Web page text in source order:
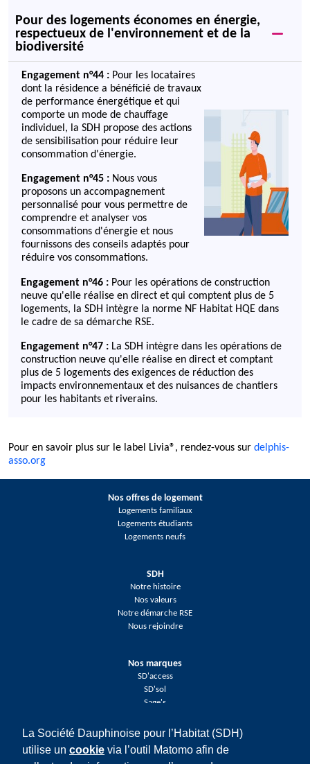
La Société Dauphinoise pour l’Habitat (SDH)
utilise un cookie via l’outil Matomo afin de
Pour des logements économes en énergie,
respectueux de l'environnement et de la
biodiversité
Engagement n°44 : Pour les locataires
dont la résidence a bénéficié de travaux
de performance énergétique et qui
comporte un mode de chauffage
individuel, la SDH propose des actions
de sensibilisation pour réduire leur
consommation d'énergie.
Engagement n°45 : Nous vous
proposons un accompagnement
personnalisé pour vous permettre de
comprendre et analyser vos
consommations d'énergie et nous
fournissons des conseils adaptés pour
réduire vos consommations.
Engagement n°46 : Pour les opérations de construction
neuve qu'elle réalise en direct et qui comptent plus de 5
logements, la SDH intègre la norme NF Habitat HQE dans
le cadre de sa démarche RSE.
Engagement n°47 : La SDH intègre dans les opérations de
construction neuve qu'elle réalise en direct et comptant
plus de 5 logements des exigences de réduction des
impacts environnementaux et des nuisances de chantiers
pour les habitants et riverains.
Pour en savoir plus sur le label Livia®, rendez-vous sur delphis-
asso.org
Nos offres de logement
Logements familiaux
Logements étudiants
Logements neufs
SDH
Notre histoire
Nos valeurs
Notre démarche RSE
Nous rejoindre
Nos marques
SD'access
SD'sol
Sage's
Réseaux sociaux
Facebook